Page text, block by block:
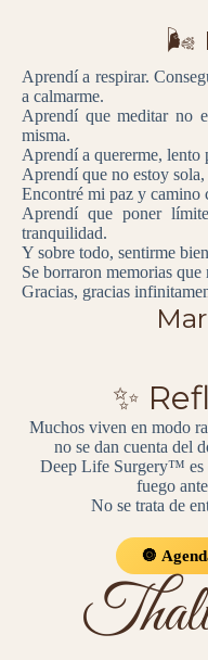
🌬️
Aprendí a respirar.
a calmarme.
Aprendí que meditar no
misma.
Aprendí a quererme, lento
Aprendí que no estoy
Encontré mi paz y camino
Aprendí que poner
tranquilidad.
Y sobre todo, sentirme
Se borraron memorias que
Gracias, gracias
✨
Muchos viven en modo
no se dan cuenta del
Deep Life Surgery™ es
fuego
No se trata de
🔘